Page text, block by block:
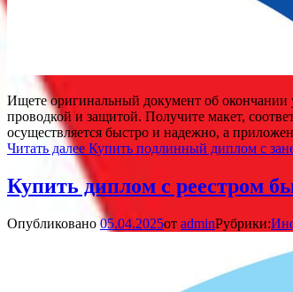
Ищете оригинальный документ об окончании
проводкой и защитой. Получите макет,
осуществляется быстро и надежно, а
Читать далее Купить подлинный диплом с
Купить диплом с реестром
Опубликовано 05.04.2025от adminРубрики: